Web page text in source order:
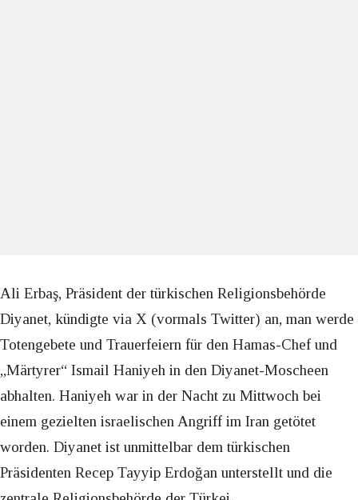
Ali Erbaş, Präsident der türkischen Religionsbehörde
Diyanet, kündigte via X (vormals Twitter) an, man werde
Totengebete und Trauerfeiern für den Hamas-Chef und
„Märtyrer“ Ismail Haniyeh in den Diyanet-Moscheen
abhalten. Haniyeh war in der Nacht zu Mittwoch bei
einem gezielten israelischen Angriff im Iran getötet
worden. Diyanet ist unmittelbar dem türkischen
Präsidenten Recep Tayyip Erdoğan unterstellt und die